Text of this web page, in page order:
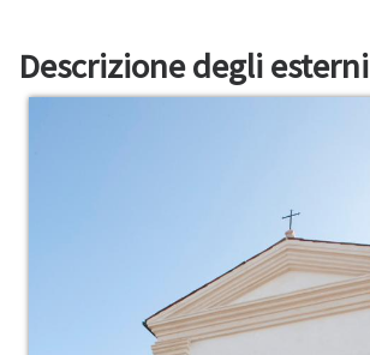
Descrizione degli esterni